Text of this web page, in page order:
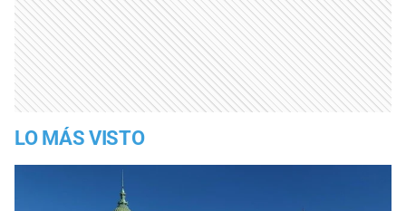
LO MÁS VISTO